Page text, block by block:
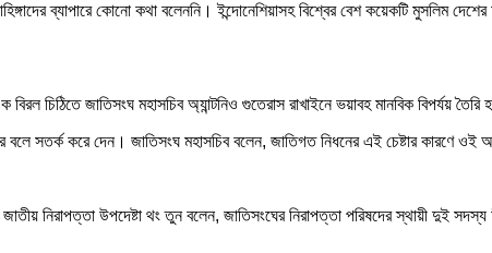
ব্যাপারে কোনো কথা বলেননি। ইন্দোনেশিয়াসহ বিশ্বের বেশ কয়েকটি মুসলিম
বিরল চিঠিতে জাতিসংঘ মহাসচিব অ্যান্টনিও গুতেরাস রাখাইনে ভয়াবহ মানবিক বিপর্যয়
বলে সতর্ক করে দেন। জাতিসংঘ মহাসচিব বলেন, জাতিগত নিধনের এই চেষ্টার কারণে
জাতীয় নিরাপত্তা উপদেষ্টা থং তুন বলেন, জাতিসংঘের নিরাপত্তা পরিষদের স্থায়ী দুই